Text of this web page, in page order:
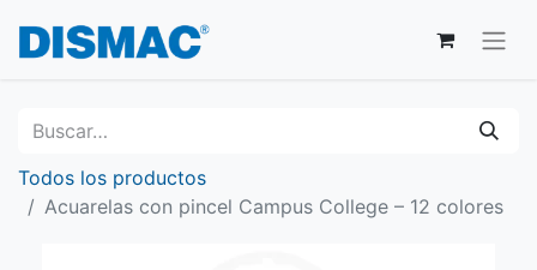
Todos los productos
Acuarelas con pincel Campus College – 12 colores